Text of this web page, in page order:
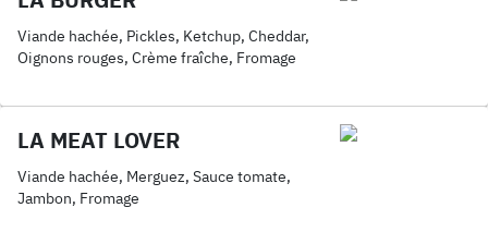
Viande hachée, Pickles, Ketchup, Cheddar,
Oignons rouges, Crème fraîche, Fromage
LA MEAT LOVER
Viande hachée, Merguez, Sauce tomate,
Jambon, Fromage